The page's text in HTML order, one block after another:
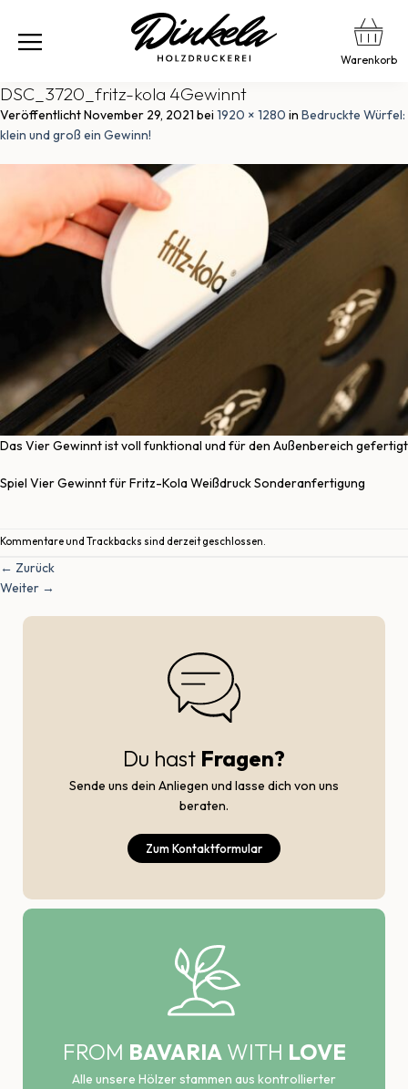
Warenkorb
DSC_3720_fritz-kola 4Gewinnt
VeröffentlichtNovember 29, 2021 bei 1920 × 1280 in Bedruckte Würfel:
klein und groß ein Gewinn!
Das Vier Gewinnt ist voll funktional und für den Außenbereich gefertigt
Spiel Vier Gewinnt für Fritz-Kola Weißdruck Sonderanfertigung
Kommentare und Trackbacks sind derzeit geschlossen.
← Zurück
Weiter →
Du hast Fragen?
Sende uns dein Anliegen und lasse dich von uns
beraten.
Zum Kontaktformular
FROM BAVARIAWITH LOVE
Alle unsere Hölzer stammen aus kontrollierter